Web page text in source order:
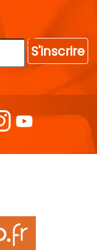
S'inscrire